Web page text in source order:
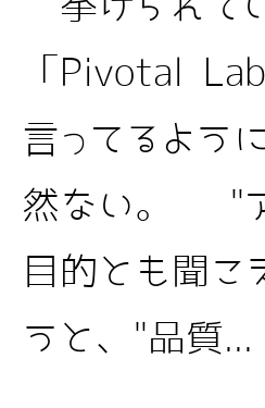
「Pivotal
言ってるよう
然ない。 "ア
目的とも聞こ
うと、"品質...